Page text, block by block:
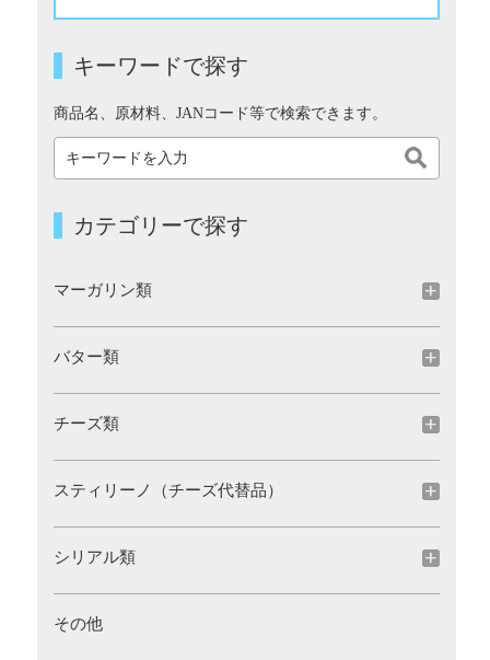
キーワードで探す
商品名、原材料、JANコード等で検索できます。
カテゴリーで探す
マーガリン類
バター類
チーズ類
スティリーノ（チーズ代替品）
シリアル類
その他